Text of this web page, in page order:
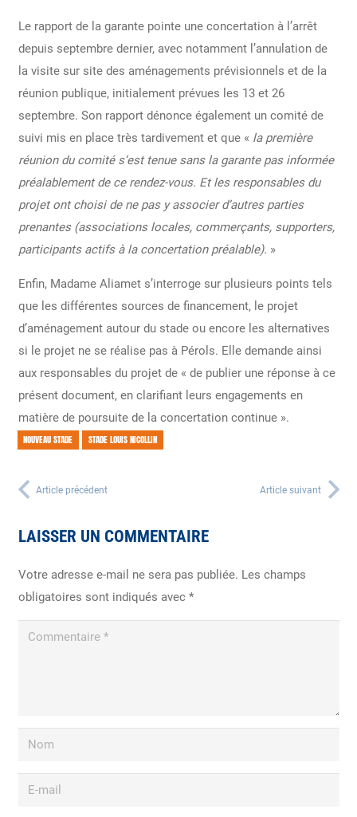
Le rapport de la garante pointe une concertation à l’arrêt
depuis septembre dernier, avec notamment l’annulation de
la visite sur site des aménagements prévisionnels et de la
réunion publique, initialement prévues les 13 et 26
septembre. Son rapport dénonce également un comité de
suivi mis en place très tardivement et que « la première
réunion du comité s’est tenue sans la garante pas informée
préalablement de ce rendez-vous. Et les responsables du
projet ont choisi de ne pas y associer d’autres parties
prenantes (associations locales, commerçants, supporters,
participants actifs à la concertation préalable). »
Enfin, Madame Aliamet s’interroge sur plusieurs points tels
que les différentes sources de financement, le projet
d’aménagement autour du stade ou encore les alternatives
si le projet ne se réalise pas à Pérols. Elle demande ainsi
aux responsables du projet de « de publier une réponse à ce
présent document, en clarifiant leurs engagements en
matière de poursuite de la concertation continue ».
NOUVEAU STADE STADE LOUIS NICOLLIN
Article précédent Article suivant
LAISSER UN COMMENTAIRE
Votre adresse e-mail ne sera pas publiée. Les champs
obligatoires sont indiqués avec *